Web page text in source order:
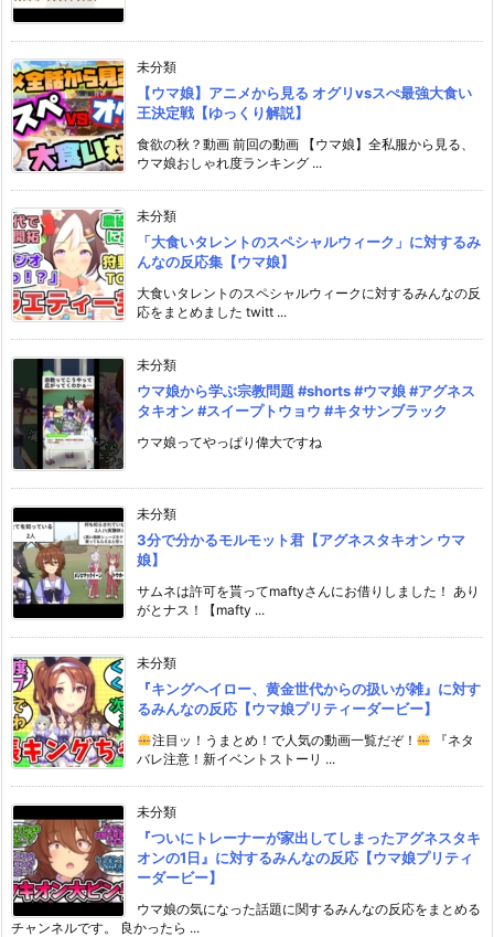
未分類
【ウマ娘】アニメから見る オグリvsスぺ最強大食い
王決定戦【ゆっくり解説】
食欲の秋？動画 前回の動画 【ウマ娘】全私服から見る、
ウマ娘おしゃれ度ランキング ...
未分類
「大食いタレントのスペシャルウィーク」に対するみ
んなの反応集【ウマ娘】
大食いタレントのスペシャルウィークに対するみんなの反
応をまとめました twitt ...
未分類
ウマ娘から学ぶ宗教問題 #shorts #ウマ娘 #アグネス
タキオン #スイープトウョウ #キタサンブラック
ウマ娘ってやっぱり偉大ですね
未分類
3分で分かるモルモット君【アグネスタキオン ウマ
娘】
サムネは許可を貰ってmaftyさんにお借りしました！ あり
がとナス！【mafty ...
未分類
『キングヘイロー、黄金世代からの扱いが雑』に対す
るみんなの反応【ウマ娘プリティーダービー】
注目ッ！うまとめ！で人気の動画一覧だぞ！
『ネタ
バレ注意！新イベントストーリ ...
未分類
『ついにトレーナーが家出してしまったアグネスタキ
オンの1日』に対するみんなの反応【ウマ娘プリティ
ーダービー】
ウマ娘の気になった話題に関するみんなの反応をまとめる
チャンネルです。 良かったら ...